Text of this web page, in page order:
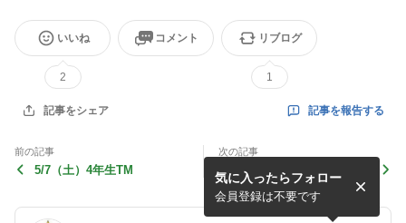
いいね
2
コメント リブログ
1
記事をシェア 記事を報告する
前の記事
5/7（土）4年生TM
次の記事
5/3（火）4年生TM
気に入ったらフォロー
会員登録は不要です